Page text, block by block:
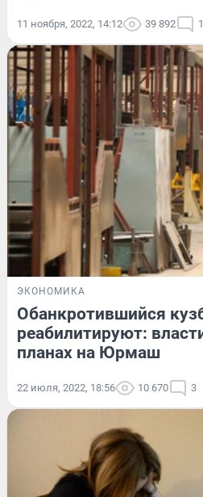
11 ноября, 2022, 14:12 39 892 1
ЭКОНОМИКА
Обанкротившийся
реабилитируют:
планах на Юрмаш
22 июля, 2022, 18:56 10 670 3